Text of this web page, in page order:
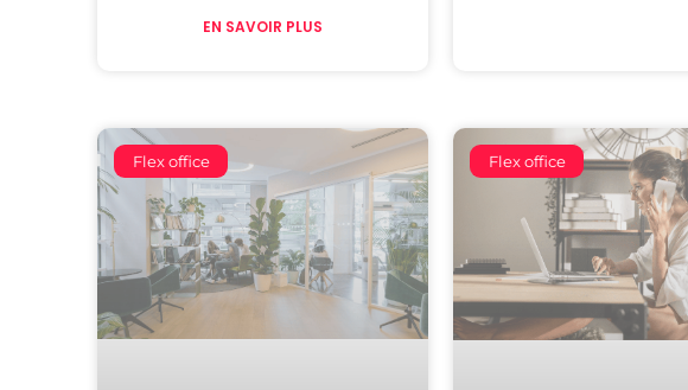
EN SAVOIR PLUS
Flex office Flex office